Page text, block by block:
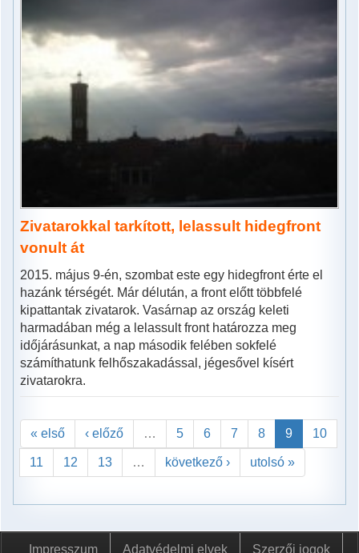
Zivatarokkal tarkított, lelassult hidegfront
vonult át
2015. május 9-én, szombat este egy hidegfront érte el
hazánk térségét. Már délután, a front előtt többfelé
kipattantak zivatarok. Vasárnap az ország keleti
harmadában még a lelassult front határozza meg
időjárásunkat, a nap második felében sokfelé
számíthatunk felhőszakadással, jégesővel kísért
zivatarokra.
« első ‹ előző … 5 6 7 8 9 10
11 12 13 … következő › utolsó »
Impresszum Adatvédelmi elvek Szerzői jogok